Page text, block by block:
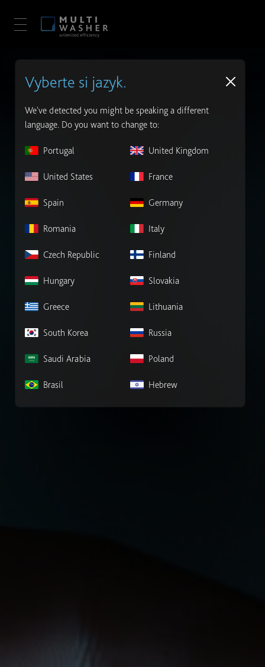
Vyberte si jazyk.
We've detected you might be speaking a different
language. Do you want to change to:
Portugal United Kingdom
United States France
Spain Germany
Romania Italy
Czech Republic Finland
Hungary Slovakia
Greece Lithuania
South Korea Russia
Saudi Arabia Poland
Brasil Hebrew